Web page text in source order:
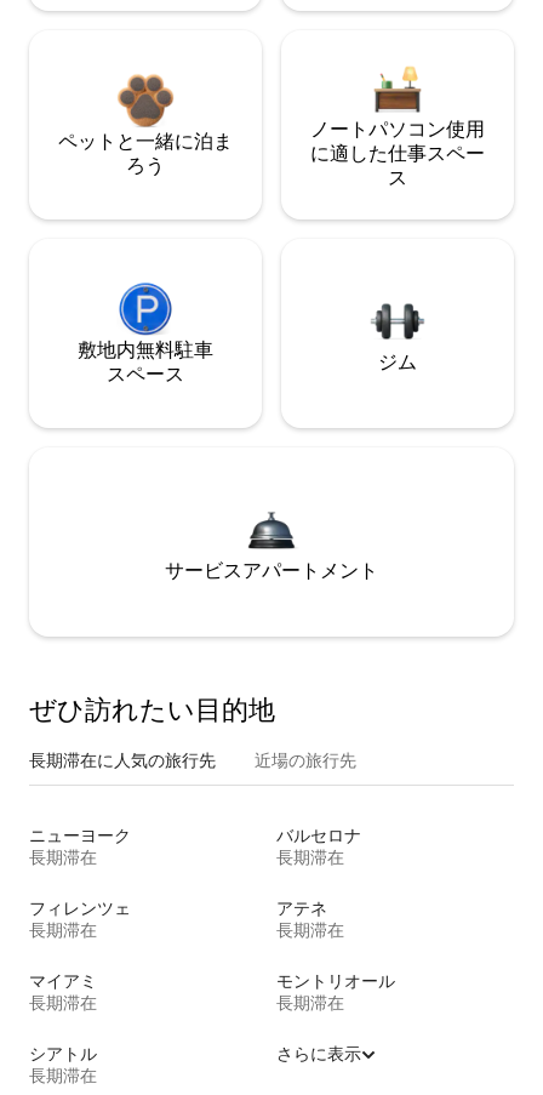
ペットと一緒に泊ま
ろう
ノートパソコン使用
に適した仕事スペー
ス
敷地内無料駐⁠車
ス⁠ペ⁠ー⁠ス
ジム
サービスアパートメント
ぜひ訪⁠れ⁠た⁠い目⁠的⁠地
長期滞在に人気の旅行先 近場の旅行先
ニューヨーク
長期滞在
バルセロナ
長期滞在
フィレンツェ
長期滞在
アテネ
長期滞在
マイアミ
長期滞在
モントリオール
長期滞在
シアトル
長期滞在
さらに表示